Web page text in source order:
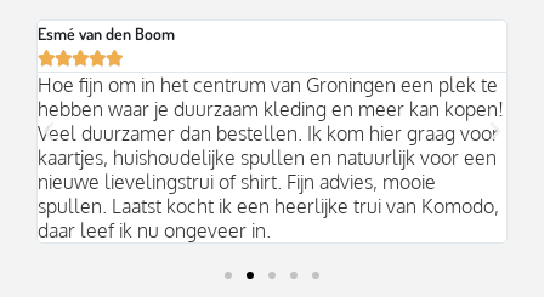
Esmé van den Boom

Hoe fijn om in het centrum van Groningen een plek te
hebben waar je duurzaam kleding en meer kan kopen!
Veel duurzamer dan bestellen. Ik kom hier graag voor
kaartjes, huishoudelijke spullen en natuurlijk voor een
nieuwe lievelingstrui of shirt. Fijn advies, mooie
spullen. Laatst kocht ik een heerlijke trui van Komodo,
daar leef ik nu ongeveer in.